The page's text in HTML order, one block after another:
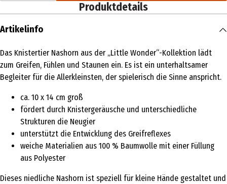
Produktdetails
Artikelinfo
Das Knistertier Nashorn aus der „Little Wonder“-Kollektion lädt
zum Greifen, Fühlen und Staunen ein. Es ist ein unterhaltsamer
Begleiter für die Allerkleinsten, der spielerisch die Sinne anspricht.
ca. 10 x 14 cm groß
fördert durch Knistergeräusche und unterschiedliche
Strukturen die Neugier
unterstützt die Entwicklung des Greifreflexes
weiche Materialien aus 100 % Baumwolle mit einer Füllung
aus Polyester
Dieses niedliche Nashorn ist speziell für kleine Hände gestaltet und